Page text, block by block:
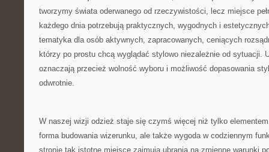
tworzymy świata oderwanego od rzeczywistości, lecz miejsce
każdego dnia potrzebują praktycznych, wygodnych i
tematyka dla osób aktywnych, zapracowanych, ceniących
którzy po prostu chcą wyglądać stylowo niezależnie od sytuacji.
oznaczają przecież wolność wyboru i możliwość dopasowania
odwrotnie.
W naszej wizji odzież staje się czymś więcej niż tylko
forma budowania wizerunku, ale także wygoda w codziennym
stronie tak istotne miejsce zajmują ubrania na zmienne warunki